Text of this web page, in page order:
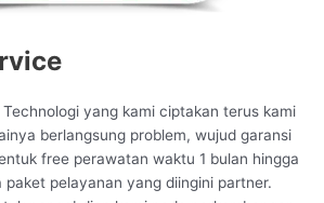
yang kami ciptakan terus kami
berlangsung problem, wujud garansi
free perawatan waktu 1 bulan hingga
paket pelayanan yang diingini partner.